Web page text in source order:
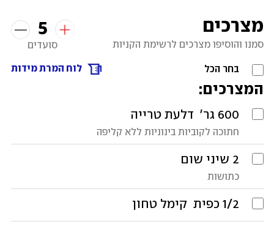
מצרכים 5
סועדים
לוח המרת מידות
סמנו והוסיפו מצרכים לרשימת הקניות
בחר הכל
המצרכים:
600 גר׳ דלעת טרייה
חתוכה לקוביות בינוניות ללא קליפה
2 שיני שום
כתושות
1/2 כפית קימל טחון